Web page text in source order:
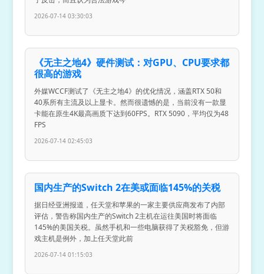
2026-07-14 03:30:03
《无主之地4》硬件测试：对GPU、CPU要求都
很高的游戏
外媒WCCF测试了《无主之地4》的优化情况，涵盖RTX 50和
40系所有主流及以上显卡。然而很遗憾的是，当前没有一款显
卡能在原生4K最高画质下达到60FPS。RTX 5090，平均仅为48
FPS
2026-07-14 02:45:03
国内生产的Switch 2在美或面临145%的关税
据日经亚洲报道，任天堂和苹果的一家主要供应商发布了内部
评估，警告称国内生产的Switch 2主机在运往美国时将面临
145%的美国关税。虽然手机和一些电脑获得了关税豁免，但游
戏主机是例外，加上任天堂此前
2026-07-14 01:15:03